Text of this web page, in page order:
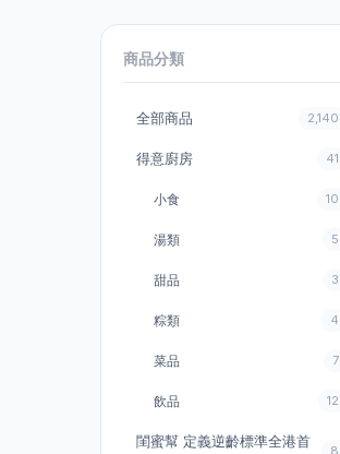
商品分類
全部商品 2,140
得意廚房 41
小食 10
湯類 5
甜品 3
粽類 4
菜品 7
飲品 12
閨蜜幫 定義逆齡標準全港首
8